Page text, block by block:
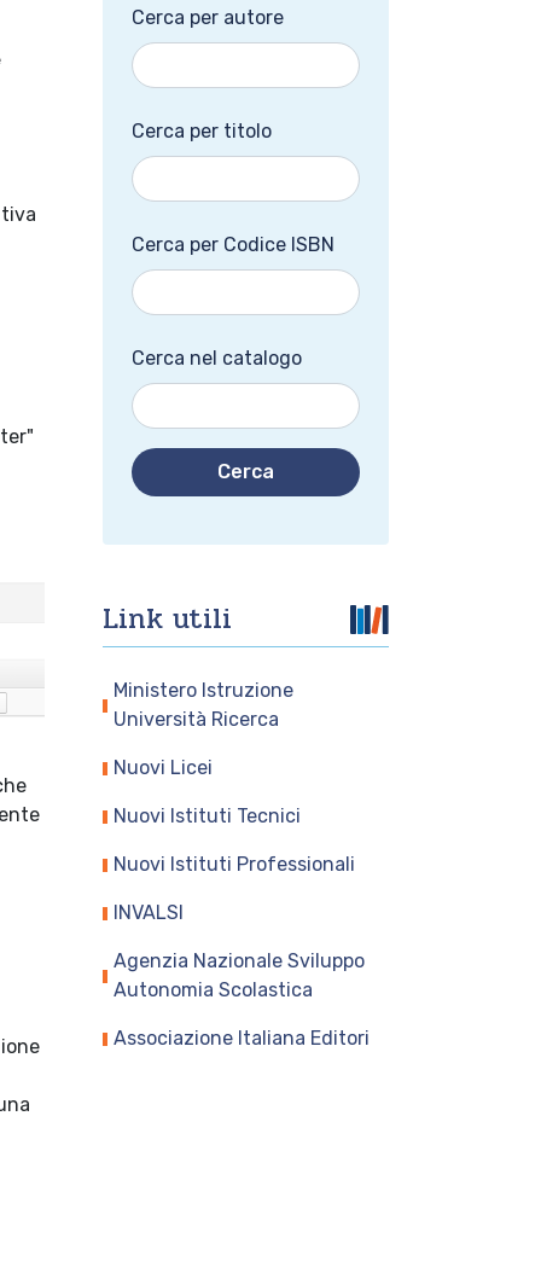
Cerca per autore
Cerca per titolo
Cerca per Codice ISBN
Cerca nel catalogo
Cerca
Link utili
Ministero Istruzione
Università Ricerca
Nuovi Licei
Nuovi Istituti Tecnici
Nuovi Istituti Professionali
INVALSI
Agenzia Nazionale Sviluppo
Autonomia Scolastica
Associazione Italiana Editori